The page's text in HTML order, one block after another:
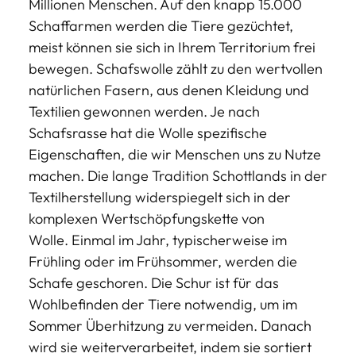
Millionen Menschen. Auf den knapp 15.000
Schaffarmen werden die Tiere gezüchtet,
meist können sie sich in Ihrem Territorium frei
bewegen. Schafswolle zählt zu den wertvollen
natürlichen Fasern, aus denen Kleidung und
Textilien gewonnen werden. Je nach
Schafsrasse hat die Wolle spezifische
Eigenschaften, die wir Menschen uns zu Nutze
machen. Die lange Tradition Schottlands in der
Textilherstellung widerspiegelt sich in der
komplexen Wertschöpfungskette von
Wolle. Einmal im Jahr, typischerweise im
Frühling oder im Frühsommer, werden die
Schafe geschoren. Die Schur ist für das
Wohlbefinden der Tiere notwendig, um im
Sommer Überhitzung zu vermeiden. Danach
wird sie weiterverarbeitet, indem sie sortiert